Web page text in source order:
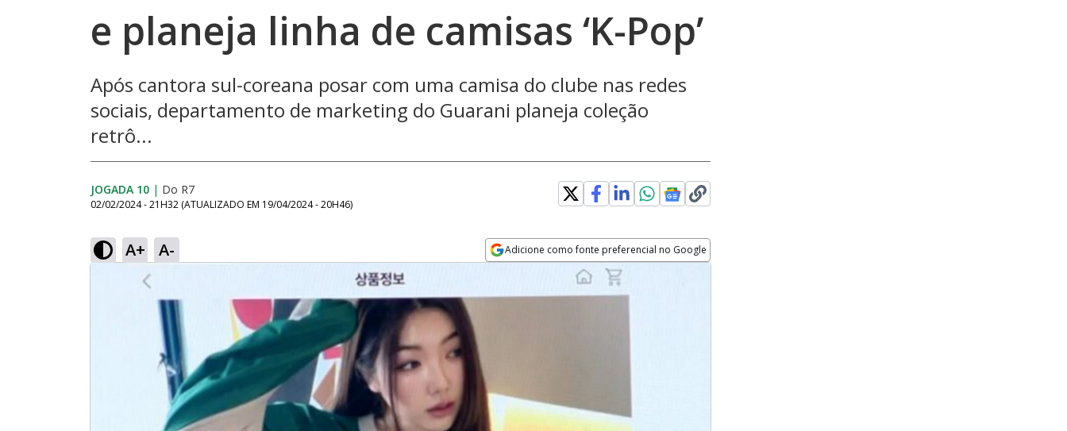
e planeja linha de camisas ‘K-Pop’
Após cantora sul-coreana posar com uma camisa do clube nas redes
sociais, departamento de marketing do Guarani planeja coleção
retrô...
JOGADA 10 | Do R7
02/02/2024 - 21H32 (ATUALIZADO EM 19/04/2024 - 20H46)
A+ A- Adicione como fonte preferencial no Google
Opens in new window